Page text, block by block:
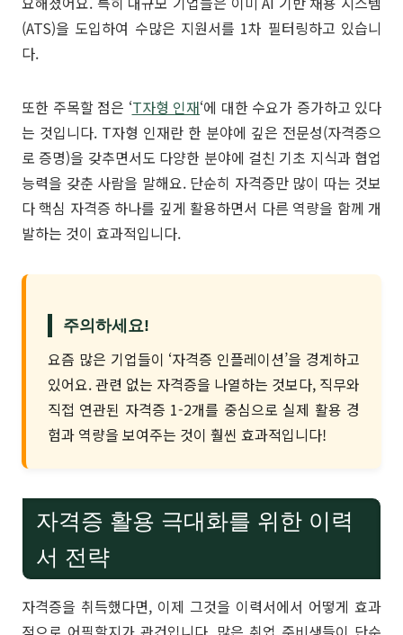
(ATS)을 도입하여 수많은 지원서를 1차 필터링하고 있습니
다.
또한 주목할 점은 ‘T자형 인재‘에 대한 수요가 증가하고 있다
는 것입니다. T자형 인재란 한 분야에 깊은 전문성(자격증으
로 증명)을 갖추면서도 다양한 분야에 걸친 기초 지식과 협업
능력을 갖춘 사람을 말해요. 단순히 자격증만 많이 따는 것보
다 핵심 자격증 하나를 깊게 활용하면서 다른 역량을 함께 개
발하는 것이 효과적입니다.
주의하세요!
요즘 많은 기업들이 ‘자격증 인플레이션’을 경계하고
있어요. 관련 없는 자격증을 나열하는 것보다, 직무와
직접 연관된 자격증 1-2개를 중심으로 실제 활용 경
험과 역량을 보여주는 것이 훨씬 효과적입니다!
자격증 활용 극대화를 위한 이력
서 전략
자격증을 취득했다면, 이제 그것을 이력서에서 어떻게 효과